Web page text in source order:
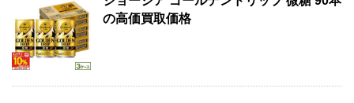
の高価買取価格